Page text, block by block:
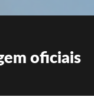
oficiais